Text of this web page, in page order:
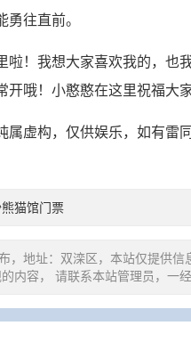
往直前。
啦！我想大家喜欢我的，也
开哦！小憨憨在这里祝福大
属虚构，仅供娱乐，如有雷
猫馆门票
，地址：双滦区，本站仅提供信
内容， 请联系本站管理员，一